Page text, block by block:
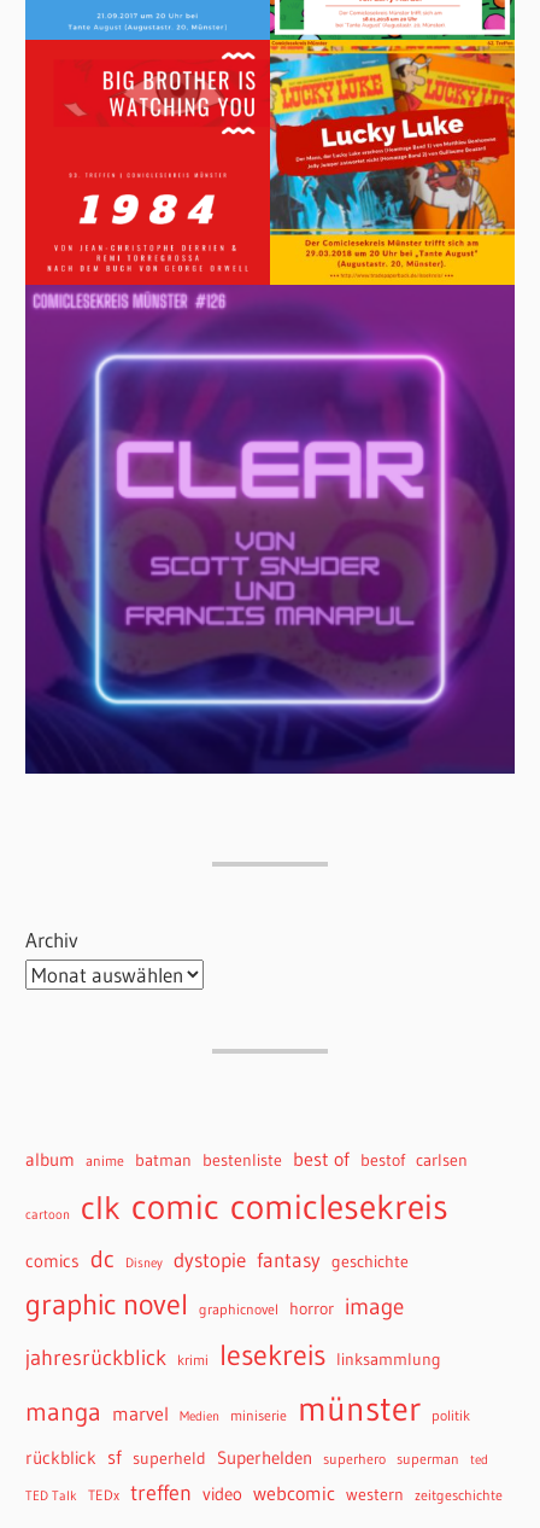
Archiv
album anime batman bestenliste best of bestof carlsen
cartoon clk comic comiclesekreis
comics dc Disney dystopie fantasy geschichte
graphic novel graphicnovel horror image
jahresrückblick krimi lesekreis linksammlung
manga marvel Medien miniserie münster politik
rückblick sf superheld Superhelden superhero superman ted
TED Talk TEDx treffen video webcomic western zeitgeschichte